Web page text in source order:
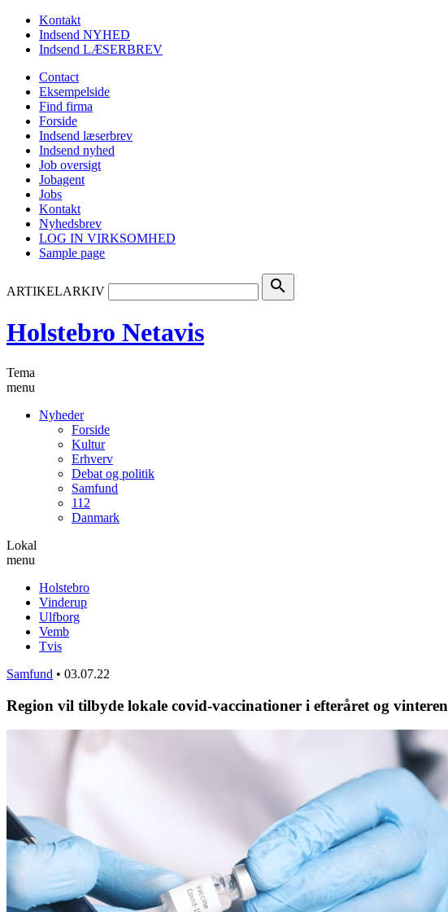
Kontakt
Indsend NYHED
Indsend LÆSERBREV
Contact
Eksempelside
Find firma
Forside
Indsend læserbrev
Indsend nyhed
Job oversigt
Jobagent
Jobs
Kontakt
Nyhedsbrev
LOG IN VIRKSOMHED
Sample page
ARTIKELARKIV search
Holstebro Netavis
Tema
menu
Nyheder
Forside
Kultur
Erhverv
Debat og politik
Samfund
112
Danmark
Lokal
menu
Holstebro
Vinderup
Ulfborg
Vemb
Tvis
Samfund • 03.07.22
Region vil tilbyde lokale covid-vaccinationer i efteråret og vinteren